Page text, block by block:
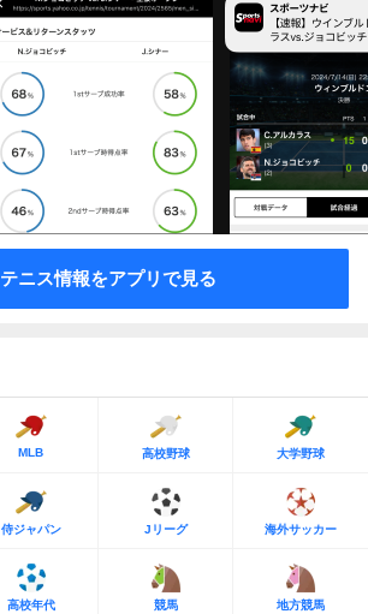
テニス情報をアプリで見る
MLB 高校野球 大学野球
侍ジャパン Jリーグ 海外サッカー
高校年代 競馬 地方競馬